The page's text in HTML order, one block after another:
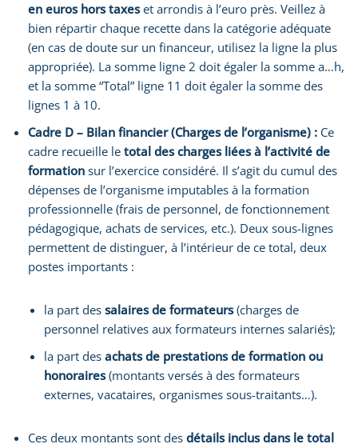
en euros hors taxeset arrondis à l’euro près. Veillez à
bien répartir chaque recette dans la catégorie adéquate
(en cas de doute sur un financeur, utilisez la ligne la plus
appropriée). La somme ligne 2 doit égaler la somme a…h,
et la somme “Total” ligne 11 doit égaler la somme des
lignes 1 à 10.
Cadre D – Bilan financier (Charges de l’organisme) : Ce
cadre recueille le total des charges liées à l’activité de
formation sur l’exercice considéré. Il s’agit du cumul des
dépenses de l’organisme imputables à la formation
professionnelle (frais de personnel, de fonctionnement
pédagogique, achats de services, etc.). Deux sous-lignes
permettent de distinguer, à l’intérieur de ce total, deux
postes importants :
la part des salaires de formateurs(charges de
personnel relatives aux formateurs internes salariés);
la part des achats de prestations de formation ou
honoraires(montants versés à des formateurs
externes, vacataires, organismes sous-traitants…).
Ces deux montants sont des détails inclus dans le total